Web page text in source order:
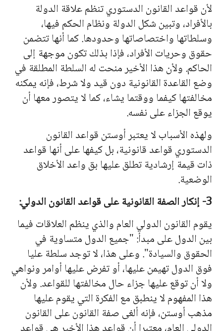
لأن قواعد القانون الدستوري تنظم علاقة الدولة
بالأفراد، وتبين شكل الدولة ونظام الحكم فيها،
وسلطاتها واختصاصاتها وحدودها. كما أنها تتضمن
حقوق وحريات الأفراد، فإذا بذلك تكون موجهة إلى
الحاكم. ولأن هذا الأخير منحت له السلطة المطلقة في
وضع القاعدة القانونية دون قيد ولا شرط، فإنه يمكنه
مخالفتها كيفما ووقتما يشاء، كما لا يتصور معها أن
يوقع الجزاء على نفسه.
ولهذه الأسباب لا يعتبر أوستن قواعد القانون
الدستوري قواعد قانونية، بل كيفها على أنها قواعد
ذات قيمة إرشادية تطلق عليها بق واعد الأخلاق
الوضعية.
3- إنكار الصفة القانونية على قواعد القانون الدولي:
يقوم القانون الدولي العام والذي ينظم العلاقات فيما
بين الدول على مبدأ: "جميع الدول متساوية في
الحقوق والسيادة". وعلى هذا، لا توجد سلطة عليا
فوق الدول تهيمن عليها، أو تفرض عليها أوامر ونواهي
ولا أن توقع عليها جزاء حال مخالفتها للقواعد. ولأن
هذا المفهوم لا ينطبق مع الفكرة التي يقوم عليها
مذهب أوستن، فإنه ألغى صفة القانون على القانون